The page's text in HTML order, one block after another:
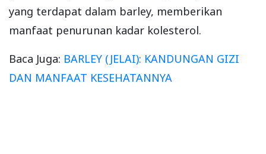
yang terdapat dalam barley, memberikan
manfaat penurunan kadar kolesterol.
Baca Juga: BARLEY (JELAI): KANDUNGAN GIZI
DAN MANFAAT KESEHATANNYA